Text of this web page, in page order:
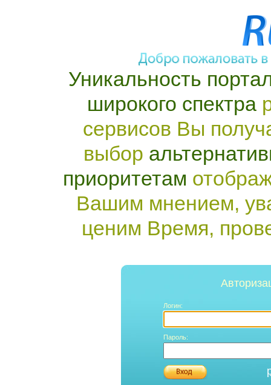
Уникальность
широкого спектра
сервисов Вы
выбор
приоритетам
Вашим мнением,
ценим Время,
Логин:
Пароль: